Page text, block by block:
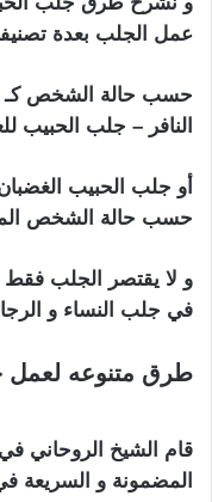
عمل الجلب بعدة
حسب حالة الشخص كـ
النافر – جلب الحبيب
أو جلب الحبيب
حسب حالة الشخص
و لا يقتصر الجلب
في جلب النساء و
طرق متنوعه لعمل
قام الشيخ الروحاني
المضمونة و السريعة في